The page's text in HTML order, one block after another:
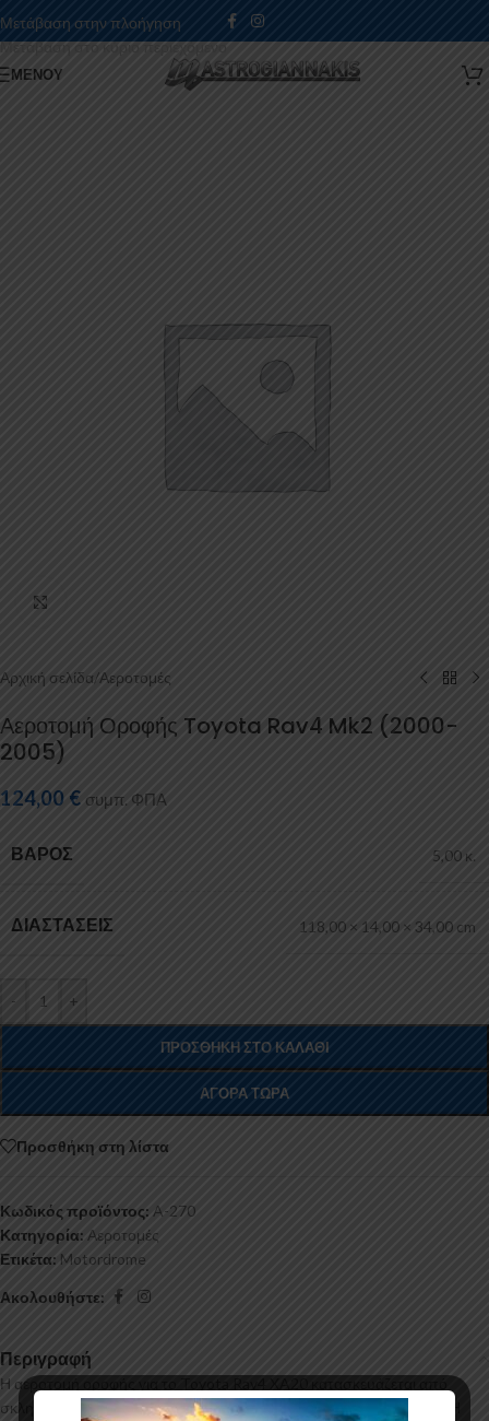
Μετάβαση στην πλοήγηση
Μετάβαση στο κύριο περιεχόμενο
ΜΕΝΟΎ
Αρχική σελίδα/Αεροτομές
Αεροτομή Οροφής Toyota Rav4 Mk2 (2000-
2005)
124,00 € συμπ. ΦΠΑ
ΒΆΡΟΣ 5,00 κ.
ΔΙΑΣΤΆΣΕΙΣ 118,00 × 14,00 × 34,00 cm
- +
ΠΡΟΣΘΉΚΗ ΣΤΟ ΚΑΛΆΘΙ
ΑΓΟΡΆ ΤΏΡΑ
Προσθήκη στη λίστα
Κωδικός προϊόντος: A-270
Κατηγορία: Αεροτομές
Ετικέτα: Motordrome
Ακολουθήστε:
Περιγραφή
Η αεροτομή οροφής για το Toyota Rav4 XA20 κατασκευάζεται από
σκληρή Πολυουρεθάνη υψηλής πιέσεως και ΟΧΙ από πολυεστέρα. Η